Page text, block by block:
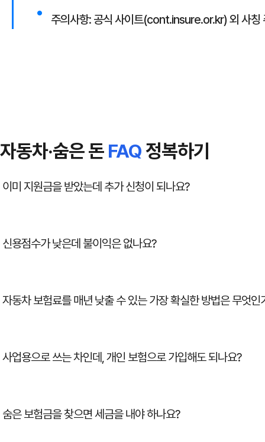
● 주의사항: 공식 사이트(cont.insure.or.kr) 외 사칭
자동차·숨은 돈 FAQ 정복하기
이미 지원금을 받았는데 추가 신청이 되나요?
신용점수가 낮은데 불이익은 없나요?
자동차 보험료를 매년 낮출 수 있는 가장 확실한 방법은 무엇인
사업용으로 쓰는 차인데, 개인 보험으로 가입해도 되나요?
숨은 보험금을 찾으면 세금을 내야 하나요?